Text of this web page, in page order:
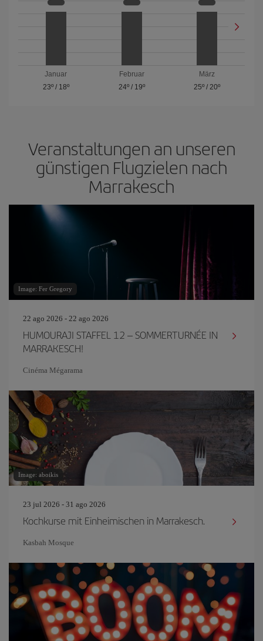
Januar
23º/ 18º
Februar
24º/ 19º
März
25º / 20º
Veranstaltungen an unseren
günstigen Flugzielen nach
Marrakesch
Image: Fer Gregory
22 ago 2026 - 22 ago 2026
HUMOURAJI STAFFEL 12 – SOMMERTURNÉE IN
MARRAKESCH!
Cinéma Mégarama
Image: aboikis
23 jul 2026 - 31 ago 2026
Kochkurse mit Einheimischen in Marrakesch.
Kasbah Mosque